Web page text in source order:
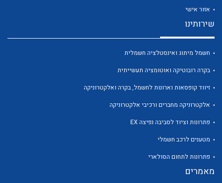
אזור אישי
שירותינו
חשמל מיתוג ואינסטלציה חשמלית
בקרה רובוטיקה ואוטומציה תעשייתית
זיווד קופסאות וארונות לחשמל, בקרה ואלקטרוניקה
אלקטרוניקה מחברים ורכיבי אלקטרוניקה
פתרונות וציוד לסביבה נפיצה EX
מטענים לרכב חשמלי
פתרונות לתחום הסולארי
מאמרים